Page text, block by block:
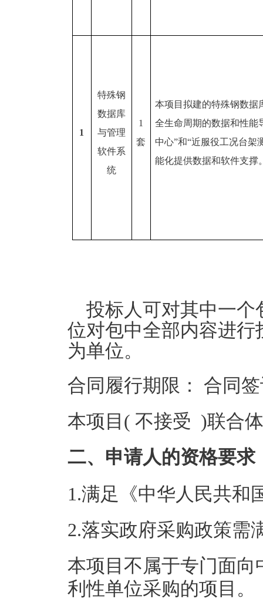
1
特殊钢
数据库
与管理
软件系
统
1
套
本项目拟建的特殊钢数据
全生命周期的数据和性能
中心”和“近服役工况台架
能化提供数据和软件支撑
投标人可对其中一
位对包中全部内容进
为单位。
合同履行期限： 合同
本项目( 不接受 )联合
二、申请人的资格要求
1.满足《中华人民共和
2.落实政府采购政策需
本项目不属于专门面
利性单位采购的项目。